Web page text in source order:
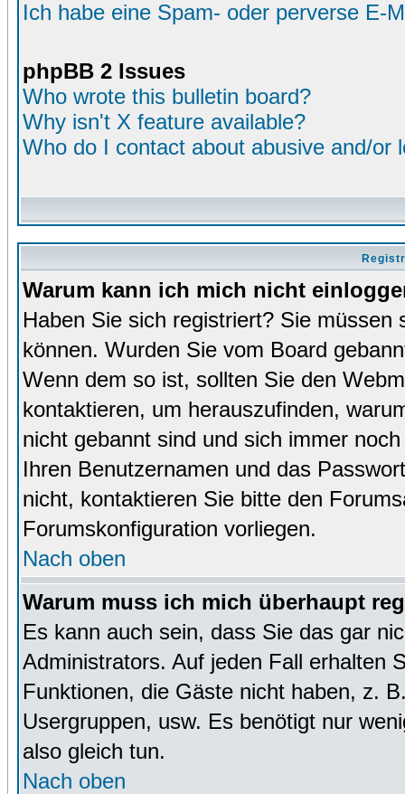
Ich habe eine Spam- oder perverse E-
phpBB 2 Issues
Who wrote this bulletin board?
Why isn't X feature available?
Who do I contact about abusive and/or
Warum kann ich mich nicht
Haben Sie sich registriert? Sie
können. Wurden Sie vom Board
Wenn dem so ist, sollten Sie den
kontaktieren, um herauszufinden,
nicht gebannt sind und sich immer
Ihren Benutzernamen und das
nicht, kontaktieren Sie bitte den
Forumskonfiguration vorliegen.
Nach oben
Warum muss ich mich überhaupt
Es kann auch sein, dass Sie das gar
Administrators. Auf jeden Fall erhalten
Funktionen, die Gäste nicht haben, z.
Usergruppen, usw. Es benötigt nur
also gleich tun.
Nach oben